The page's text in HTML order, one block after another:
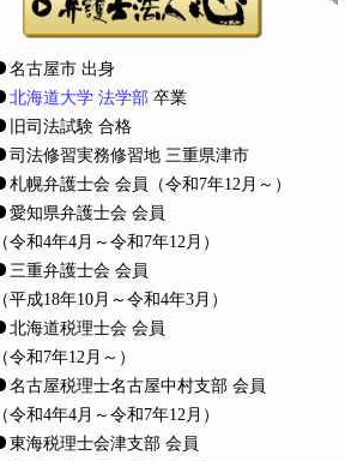
名古屋市 出身
北海道大学 法学部 卒業
旧司法試験 合格
司法修習実務修習地 三重県津市
札幌弁護士会 会員
（令和7年12月～）
愛知県弁護士会 会員
（令和4年4月～令和7年12月）
三重弁護士会 会員
（平成18年10月～令和4年3月）
北海道税理士会 会員
（令和7年12月～）
名古屋税理士名古屋中村支部 会員
（令和4年4月～令和7年12月）
東海税理士会津支部 会員